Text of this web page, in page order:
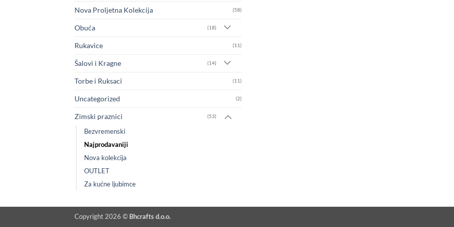
Nova Proljetna Kolekcija (58)
Obuća (18)
Rukavice (11)
Šalovi i Kragne (14)
Torbe i Ruksaci (11)
Uncategorized (2)
Zimski praznici (53)
Bezvremenski
Najprodavaniji
Nova kolekcija
OUTLET
Za kućne ljubimce
Copyright 2026 © Bhcrafts d.o.o.